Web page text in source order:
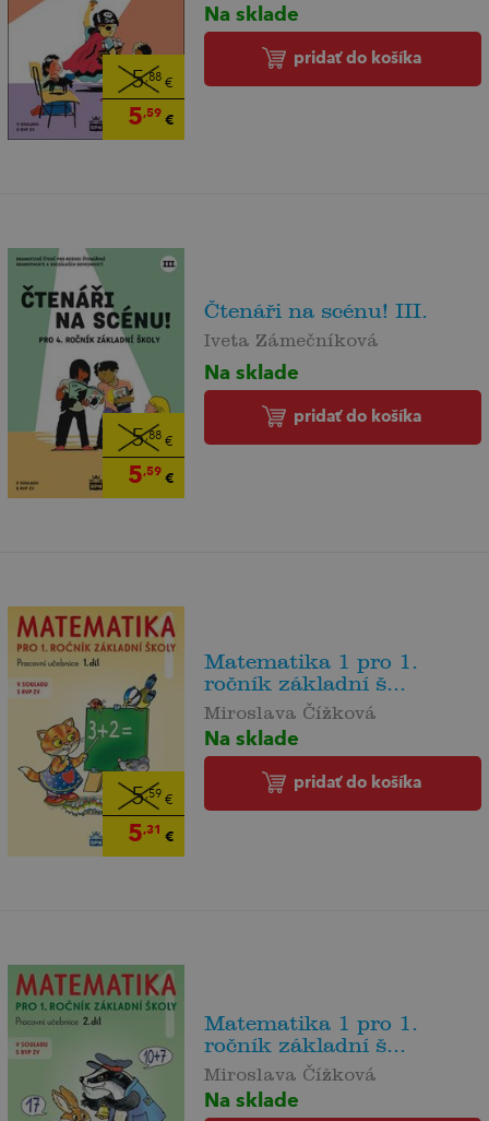
5,88€
5,59 €
Na sklade
pridať do košíka
5,88€
5,59 €
Čtenáři na scénu! III.
Iveta Zámečníková
Na sklade
pridať do košíka
5,59 €
5,31 €
Matematika 1 pro 1.
ročník základní š...
Miroslava Čížková
Na sklade
pridať do košíka
Matematika 1 pro 1.
ročník základní š...
Miroslava Čížková
Na sklade